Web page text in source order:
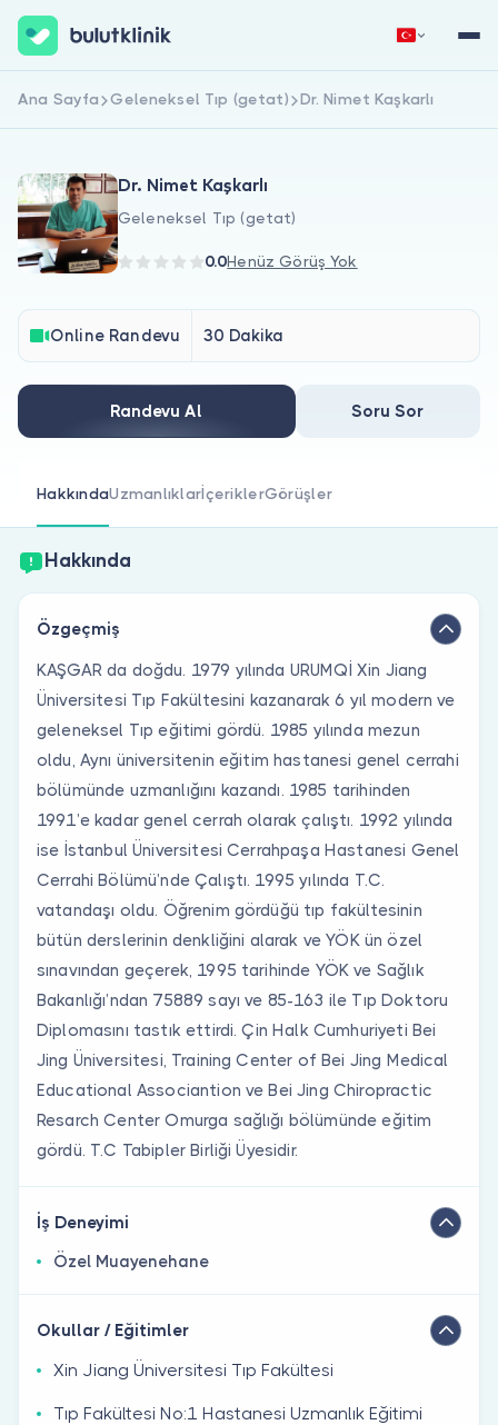
Hakkımızda
Hastalar için
Doktorlar için
Doktor musunuz?
Hemen Kaydol Giriş Yap
Ana Sayfa Geleneksel Tıp (getat) Dr. Nimet Kaşkarlı
Dr. Nimet Kaşkarlı
Geleneksel Tıp (getat)
0.0Henüz Görüş Yok
Online Randevu 30 Dakika
Randevu Al Soru Sor
HakkındaUzmanlıklarİçeriklerGörüşler
Hakkında
Özgeçmiş
KAŞGAR da doğdu. 1979 yılında URUMQİ Xin Jiang
Üniversitesi Tıp Fakültesini kazanarak 6 yıl modern ve
geleneksel Tıp eğitimi gördü. 1985 yılında mezun
oldu, Aynı üniversitenin eğitim hastanesi genel cerrahi
bölümünde uzmanlığını kazandı. 1985 tarihinden
1991’e kadar genel cerrah olarak çalıştı. 1992 yılında
ise İstanbul Üniversitesi Cerrahpaşa Hastanesi Genel
Cerrahi Bölümü’nde Çalıştı. 1995 yılında T.C.
vatandaşı oldu. Öğrenim gördüğü tıp fakültesinin
bütün derslerinin denkliğini alarak ve YÖK ün özel
sınavından geçerek, 1995 tarihinde YÖK ve Sağlık
Bakanlığı’ndan 75889 sayı ve 85-163 ile Tıp Doktoru
Diplomasını tastık ettirdi. Çin Halk Cumhuriyeti Bei
Jing Üniversitesi, Training Center of Bei Jing Medical
Educational Associantion ve Bei Jing Chiropractic
Resarch Center Omurga sağlığı bölümünde eğitim
gördü. T.C Tabipler Birliği Üyesidir.
İş Deneyimi
Özel Muayenehane
Okullar / Eğitimler
Xin Jiang Üniversitesi Tıp Fakültesi
Tıp Fakültesi No:1 Hastanesi Uzmanlık Eğitimi